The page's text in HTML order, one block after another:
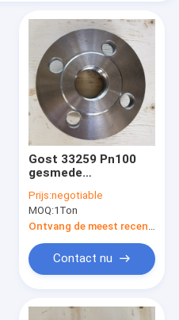
Gost 33259 Pn100
gesmede
flenzen voor aardolie
Prijs:negotiable
MOQ:1Ton
Contact nu